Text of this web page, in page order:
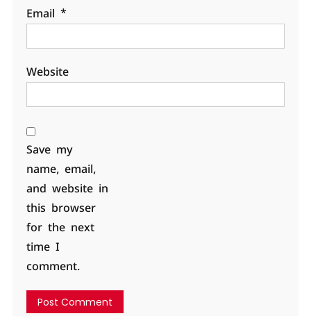
Email *
Website
Save my
name, email,
and website in
this browser
for the next
time I
comment.